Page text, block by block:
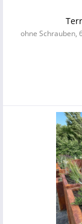
ohne Schrauben,